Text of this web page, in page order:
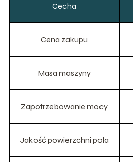
Cecha
Cena zakupu
Masa maszyny
Zapotrzebowanie mocy
Jakość powierzchni pola